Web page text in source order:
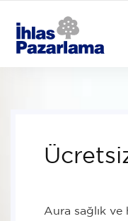
Aura sağlık